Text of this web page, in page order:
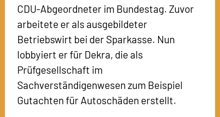
CDU-Abgeordneter im Bundestag. Zuvor
arbeitete er als ausgebildeter
Betriebswirt bei der Sparkasse. Nun
lobbyiert er für Dekra, die als
Prüfgesellschaft im
Sachverständigenwesen zum Beispiel
Gutachten für Autoschäden erstellt.